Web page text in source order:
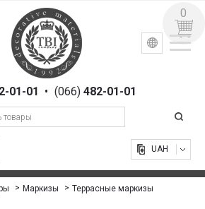
01-01 • (066) 482-01-01
УКР РУС
UAH
0
Маркизы Террасные маркизы